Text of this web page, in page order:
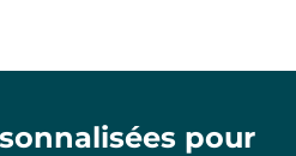
pour